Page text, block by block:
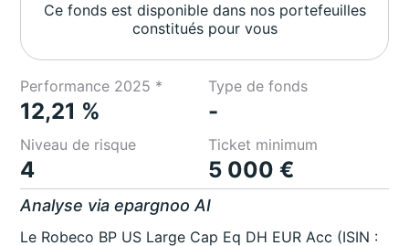
Ce fonds est disponible dans nos portefeuilles
constitués pour vous
Performance 2025 *
12,21 %
Type de fonds
-
Niveau de risque
4
Ticket minimum
5 000 €
Analyse via epargnoo AI
Le Robeco BP US Large Cap Eq DH EUR Acc (ISIN :